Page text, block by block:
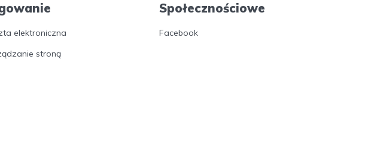
elektroniczna
stroną
Społecznościowe
Facebook